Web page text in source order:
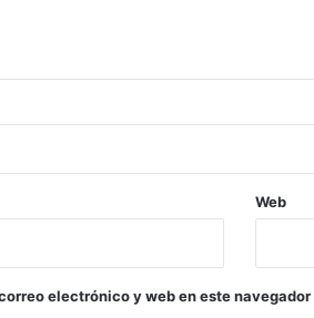
Web
electrónico y web en este